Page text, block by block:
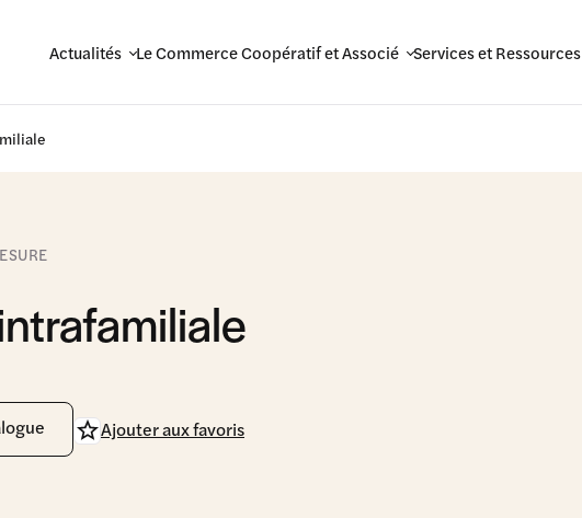
Actualités Le Commerce Coopératif et Associé Services et Ressources
Ajouter aux favoris